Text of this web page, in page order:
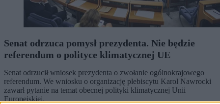
Senat odrzuca pomysł prezydenta. Nie będzie
referendum o polityce klimatycznej UE
Senat odrzucił wniosek prezydenta o zwołanie ogólnokrajowego
referendum. We wniosku o organizację plebiscytu Karol Nawrocki
zawarł pytanie na temat obecnej polityki klimatycznej Unii
Europejskiej.